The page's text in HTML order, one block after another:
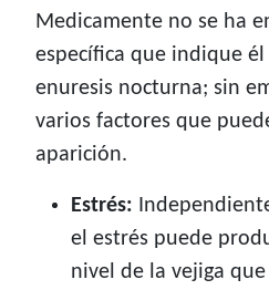
Medicamente no se ha
específica que indique
enuresis nocturna; sin
varios factores que
aparición.
Estrés:
el estrés puede
nivel de la vejiga